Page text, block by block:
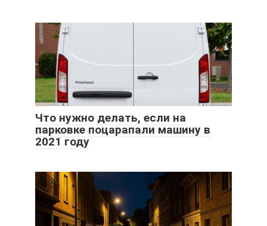
Что нужно делать, если на
парковке поцарапали машину в
2021 году